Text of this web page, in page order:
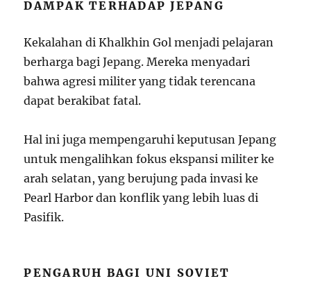
DAMPAK TERHADAP JEPANG
Kekalahan di Khalkhin Gol menjadi pelajaran
berharga bagi Jepang. Mereka menyadari
bahwa agresi militer yang tidak terencana
dapat berakibat fatal.
Hal ini juga mempengaruhi keputusan Jepang
untuk mengalihkan fokus ekspansi militer ke
arah selatan, yang berujung pada invasi ke
Pearl Harbor dan konflik yang lebih luas di
Pasifik.
PENGARUH BAGI UNI SOVIET